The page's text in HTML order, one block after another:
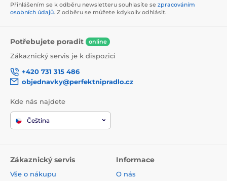
Přihlášením se k odběru newsletteru souhlasíte se zpracováním
osobních údajů. Z odběru se můžete kdykoliv odhlásit.
Potřebujete poradit online
Zákaznický servis je k dispozici
+420 731 315 486
objednavky@perfektnipradlo.cz
Kde nás najdete
Čeština
Zákaznický servis
Vše o nákupu
Informace
O nás